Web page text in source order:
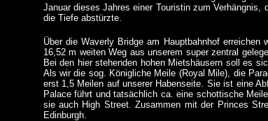
Januar dieses Jahres einer Touristin zum
die Tiefe abstürzte.
Über die Waverly Bridge am Hauptbahnhof
16,52 m weiten Weg aus unserem super zentral
Bei den hier stehenden hohen Mietshäusern soll es
Als wir die sog. Königliche Meile (Royal Mile), die
erst 1,5 Meilen auf unserer Habenseite. Sie ist eine
Palace führt und tatsächlich ca. eine schottische
sie auch High Street. Zusammen mit der Princes
Edinburgh.